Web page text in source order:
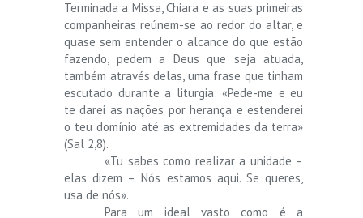
Terminada a Missa, Chiara e as suas primeiras
companheiras reúnem-se ao redor do altar, e
quase sem entender o alcance do que estão
fazendo, pedem a Deus que seja atuada,
também através delas, uma frase que tinham
escutado durante a liturgia: «Pede-me e eu
te darei as nações por herança e estenderei
o teu domínio até as extremidades da terra»
(Sal 2,8).
«Tu sabes como realizar a unidade –
elas dizem –. Nós estamos aqui. Se queres,
usa de nós».
Para um ideal vasto como é a